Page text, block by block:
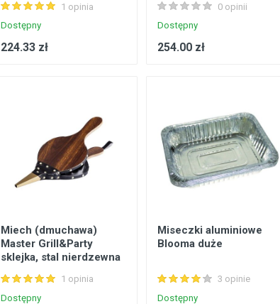
1 opinia
Dostępny
224.33 zł
0 opinii
Dostępny
254.00 zł
Miech (dmuchawa)
Master Grill&Party
sklejka, stal nierdzewna
1 opinia
Dostępny
Miseczki aluminiowe
Blooma duże
3 opinie
Dostępny